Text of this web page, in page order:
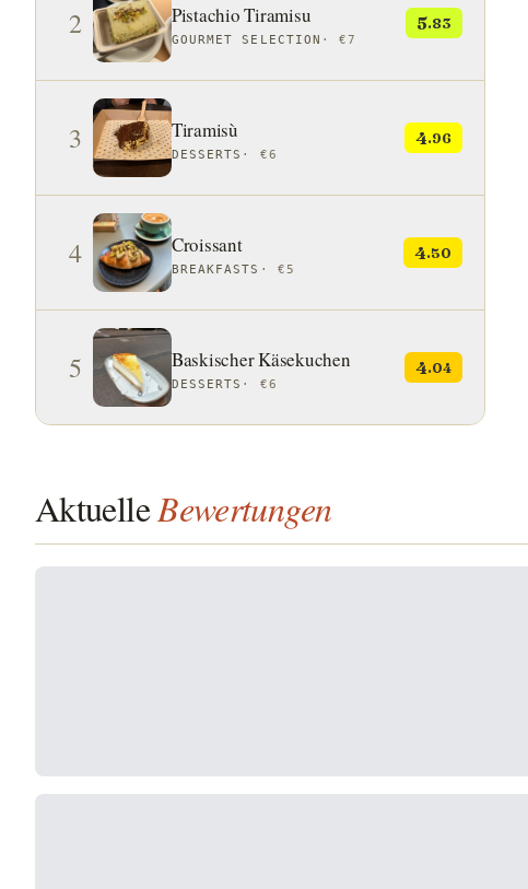
2 Pistachio Tiramisu
GOURMET SELECTION · €7
5.83
3 Tiramisù
DESSERTS · €6
4.96
4 Croissant
BREAKFASTS · €5
4.50
5 Baskischer Käsekuchen
DESSERTS · €6
4.04
AktuelleBewertungen